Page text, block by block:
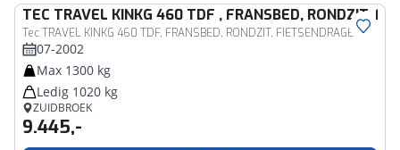
TEC TRAVEL KINKG 460 TDF , FRANSBED, RONDZIT,
Tec TRAVEL KINKG 460 TDF, FRANSBED, RONDZIT, FIETSENDRAGER
07-2002
Max 1300 kg
Ledig 1020 kg
ZUIDBROEK
9.445,-